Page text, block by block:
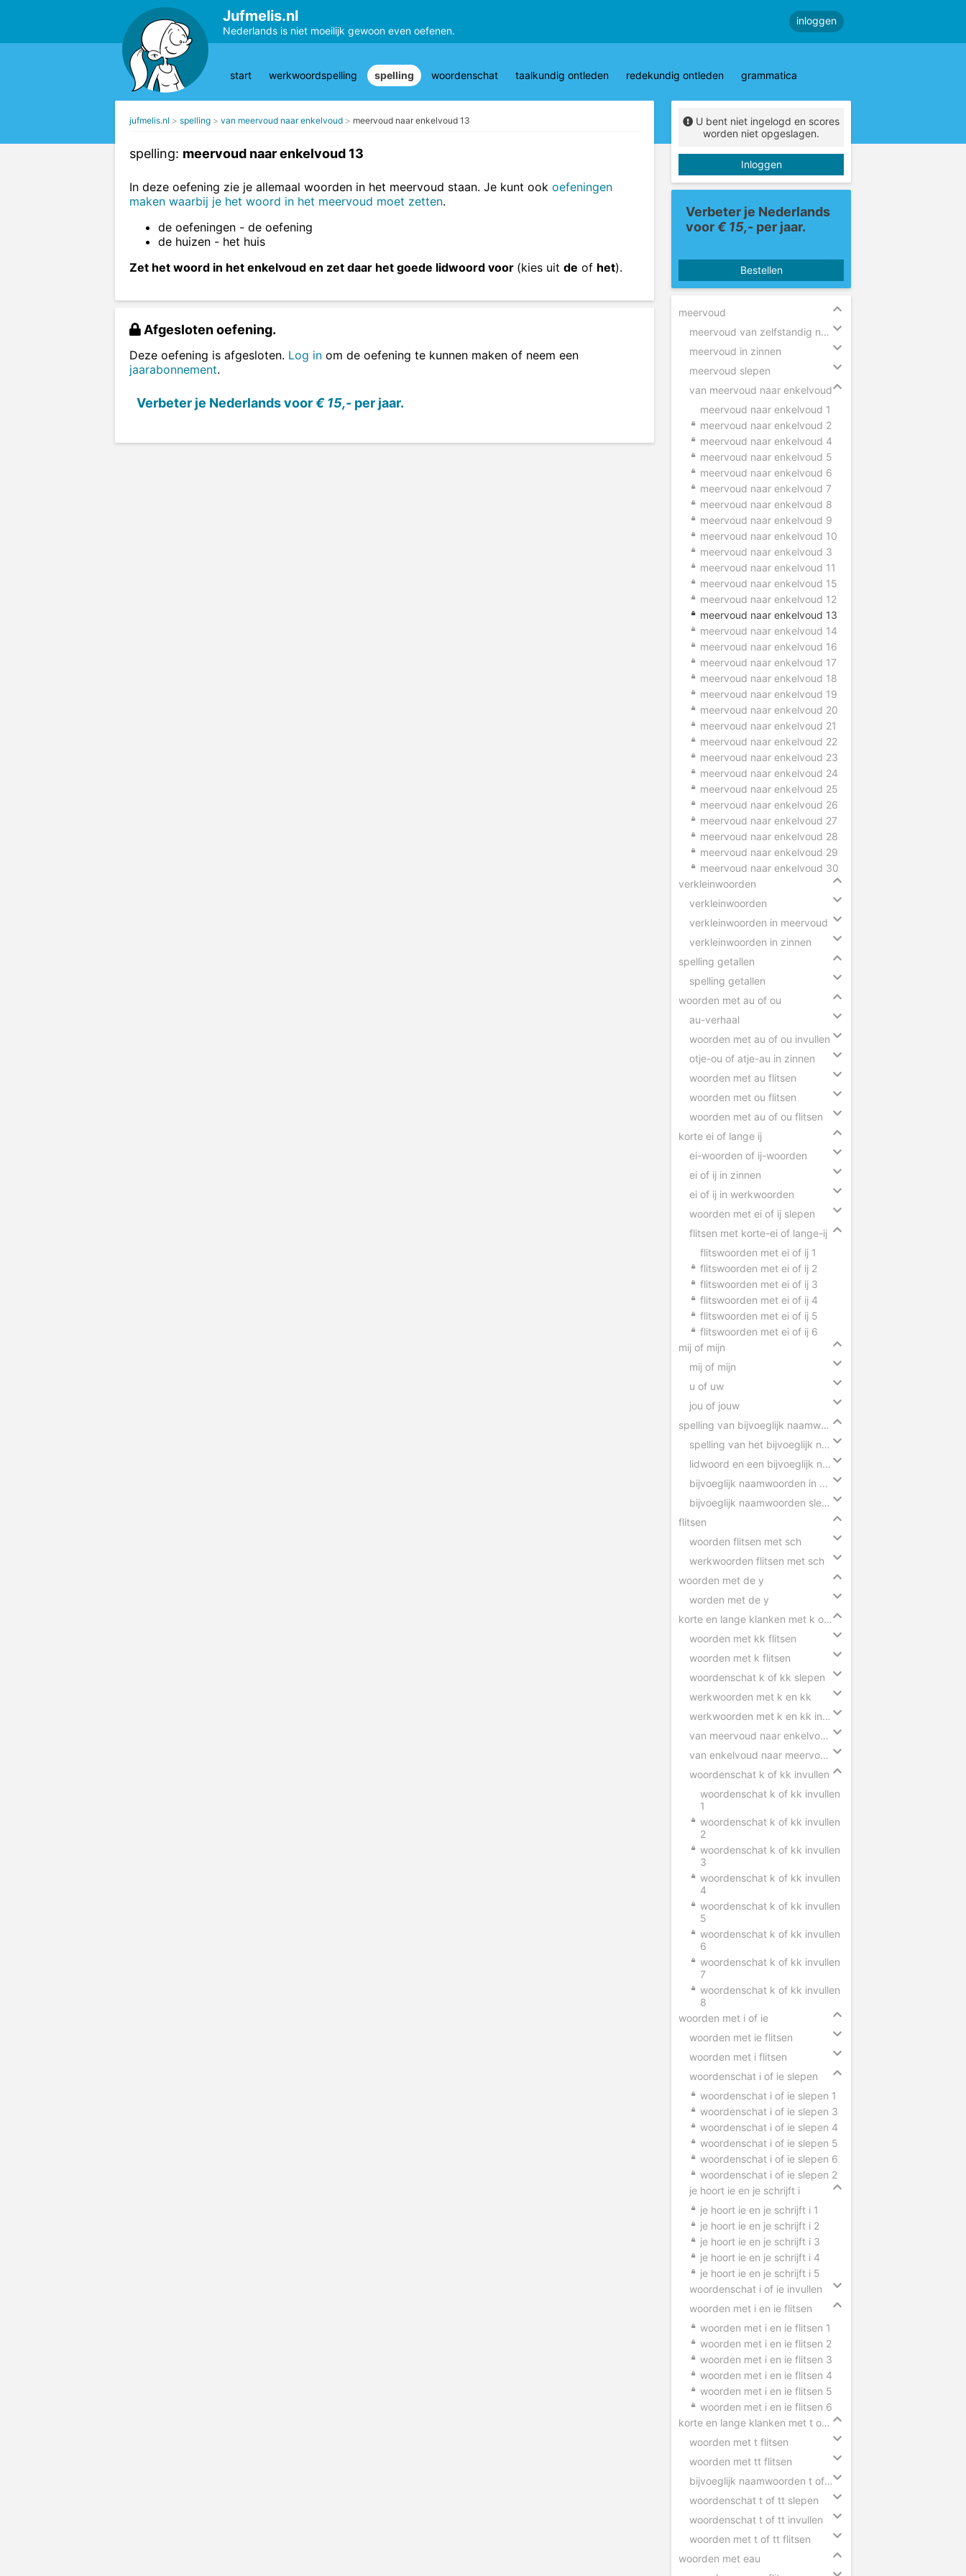
Jufmelis.nl
Nederlands is niet moeilijk gewoon even oefenen.
inloggen
start werkwoordspelling spelling woordenschat taalkundig ontleden redekundig ontleden grammatica
jufmelis.nl spelling van meervoud naar enkelvoud meervoud naar enkelvoud 13
spelling: meervoud naar enkelvoud 13
In deze oefening zie je allemaal woorden in het meervoud staan. Je kunt ook oefeningen
maken waarbij je het woord in het meervoud moet zetten.
de oefeningen - de oefening
de huizen - het huis
Zet het woord in het enkelvoud en zet daar het goede lidwoord voor (kies uit de of het).
Afgesloten oefening.
Deze oefening is afgesloten. Log in om de oefening te kunnen maken of neem een
jaarabonnement.
Verbeter je Nederlands voor€ 15,- per jaar.
U bent niet ingelogd en scores
worden niet opgeslagen.
Inloggen
Verbeter je Nederlands
voor€ 15,- per jaar.
Bestellen
meervoud
meervoud van zelfstandig naamwoorden
meervoud in zinnen
meervoud slepen
van meervoud naar enkelvoud
meervoud naar enkelvoud 1
meervoud naar enkelvoud 2
meervoud naar enkelvoud 4
meervoud naar enkelvoud 5
meervoud naar enkelvoud 6
meervoud naar enkelvoud 7
meervoud naar enkelvoud 8
meervoud naar enkelvoud 9
meervoud naar enkelvoud 10
meervoud naar enkelvoud 3
meervoud naar enkelvoud 11
meervoud naar enkelvoud 15
meervoud naar enkelvoud 12
meervoud naar enkelvoud 13
meervoud naar enkelvoud 14
meervoud naar enkelvoud 16
meervoud naar enkelvoud 17
meervoud naar enkelvoud 18
meervoud naar enkelvoud 19
meervoud naar enkelvoud 20
meervoud naar enkelvoud 21
meervoud naar enkelvoud 22
meervoud naar enkelvoud 23
meervoud naar enkelvoud 24
meervoud naar enkelvoud 25
meervoud naar enkelvoud 26
meervoud naar enkelvoud 27
meervoud naar enkelvoud 28
meervoud naar enkelvoud 29
meervoud naar enkelvoud 30
verkleinwoorden
verkleinwoorden
verkleinwoorden in meervoud
verkleinwoorden in zinnen
spelling getallen
spelling getallen
woorden met au of ou
au-verhaal
woorden met au of ou invullen
otje-ou of atje-au in zinnen
woorden met au flitsen
woorden met ou flitsen
woorden met au of ou flitsen
korte ei of lange ij
ei-woorden of ij-woorden
ei of ij in zinnen
ei of ij in werkwoorden
woorden met ei of ij slepen
flitsen met korte-ei of lange-ij
flitswoorden met ei of ij 1
flitswoorden met ei of ij 2
flitswoorden met ei of ij 3
flitswoorden met ei of ij 4
flitswoorden met ei of ij 5
flitswoorden met ei of ij 6
mij of mijn
mij of mijn
u of uw
jou of jouw
spelling van bijvoeglijk naamwoorden
spelling van het bijvoeglijk naamwoord
lidwoord en een bijvoeglijk naamwoord
bijvoeglijk naamwoorden in zinnen
bijvoeglijk naamwoorden slepen
flitsen
woorden flitsen met sch
werkwoorden flitsen met sch
woorden met de y
worden met de y
korte en lange klanken met k of kk
woorden met kk flitsen
woorden met k flitsen
woordenschat k of kk slepen
werkwoorden met k en kk
werkwoorden met k en kk invullen
van meervoud naar enkelvoud k en kk
van enkelvoud naar meervoud k en kk
woordenschat k of kk invullen
woordenschat k of kk invullen
1
woordenschat k of kk invullen
2
woordenschat k of kk invullen
3
woordenschat k of kk invullen
4
woordenschat k of kk invullen
5
woordenschat k of kk invullen
6
woordenschat k of kk invullen
7
woordenschat k of kk invullen
8
woorden met i of ie
woorden met ie flitsen
woorden met i flitsen
woordenschat i of ie slepen
woordenschat i of ie slepen 1
woordenschat i of ie slepen 3
woordenschat i of ie slepen 4
woordenschat i of ie slepen 5
woordenschat i of ie slepen 6
woordenschat i of ie slepen 2
je hoort ie en je schrijft i
je hoort ie en je schrijft i 1
je hoort ie en je schrijft i 2
je hoort ie en je schrijft i 3
je hoort ie en je schrijft i 4
je hoort ie en je schrijft i 5
woordenschat i of ie invullen
woorden met i en ie flitsen
woorden met i en ie flitsen 1
woorden met i en ie flitsen 2
woorden met i en ie flitsen 3
woorden met i en ie flitsen 4
woorden met i en ie flitsen 5
woorden met i en ie flitsen 6
korte en lange klanken met t of tt
woorden met t flitsen
woorden met tt flitsen
bijvoeglijk naamwoorden t of tt
woordenschat t of tt slepen
woordenschat t of tt invullen
woorden met t of tt flitsen
woorden met eau